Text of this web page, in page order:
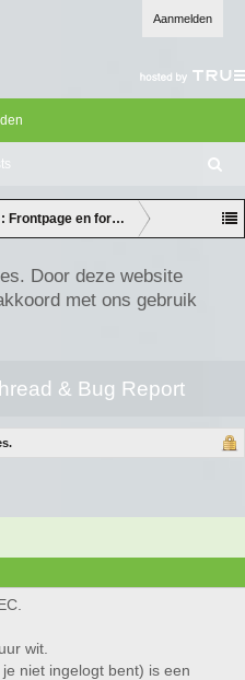
Aanmelden
oe
ke
n
Frontpage en forum discussie
Door deze website
met ons gebruik
& Bug Report
wit.
niet ingelogt bent) is een